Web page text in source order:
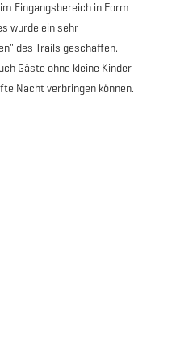
Eingangsbereich in Form
wurde ein sehr
des Trails geschaffen.
Gäste ohne kleine Kinder
Nacht verbringen können.
Skulptur, das wie ein Tor
Nähe zur
der Region
Aussenbereich aus Holz
zu verwenden;